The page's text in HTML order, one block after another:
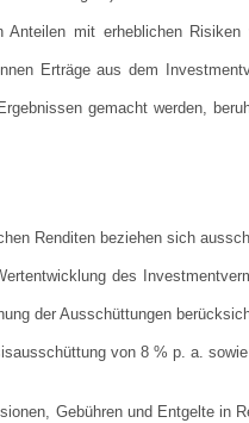
mit erheblichen
Erträge aus dem
gemacht werden,
Renditen beziehen sich
des
der Ausschüttungen
von 8 % p. a.
Gebühren und Entgelte